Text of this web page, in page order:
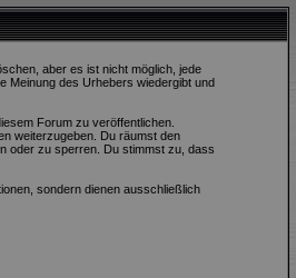
aber es ist nicht möglich, jede
Meinung des Urhebers wiedergibt und
Forum zu veröffentlichen.
weiterzugeben. Du räumst den
oder zu sperren. Du stimmst zu, dass
sondern dienen ausschließlich